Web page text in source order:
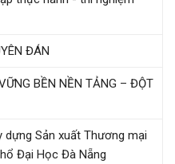
ĐÁN
BỀN NỀN TẢNG – ĐỘT
Sản xuất Thương mại
Đại Học Đà Nẵng